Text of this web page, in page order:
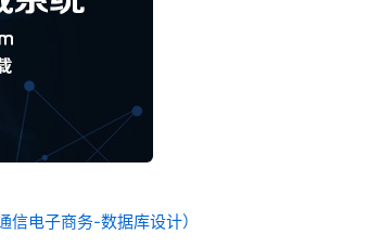
电子商务-数据库设计）